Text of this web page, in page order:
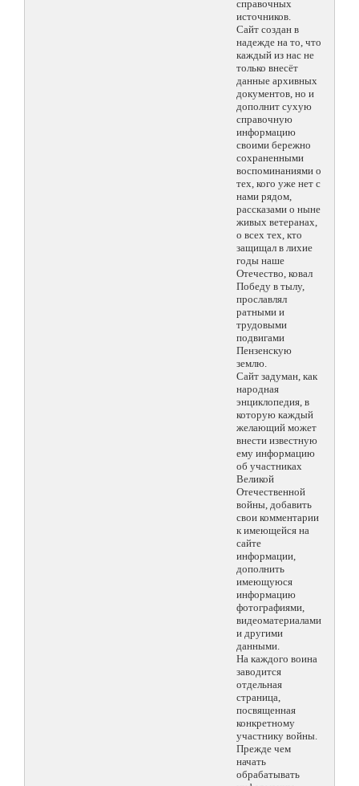
справочных
источников.
Сайт создан в
надежде на то, что
каждый из нас не
только внесёт
данные архивных
документов, но и
дополнит сухую
справочную
информацию
своими бережно
сохраненными
воспоминаниями о
тех, кого уже нет с
нами рядом,
рассказами о ныне
живых ветеранах,
о всех тех, кто
защищал в лихие
годы наше
Отечество, ковал
Победу в тылу,
прославлял
ратными и
трудовыми
подвигами
Пензенскую
землю.
Сайт задуман, как
народная
энциклопедия, в
которую каждый
желающий может
внести известную
ему информацию
об участниках
Великой
Отечественной
войны, добавить
свои комментарии
к имеющейся на
сайте
информации,
дополнить
имеющуюся
информацию
фотографиями,
видеоматериалами
и другими
данными.
На каждого воина
заводится
отдельная
страница,
посвященная
конкретному
участнику войны.
Прежде чем
начать
обрабатывать